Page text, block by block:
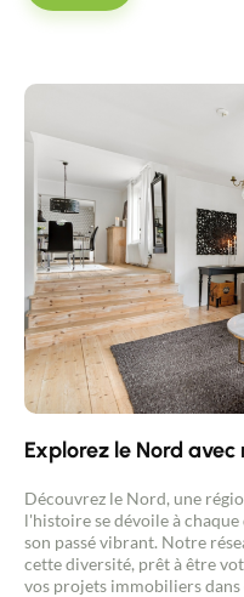
Explorez le Nord
Découvrez le Nord, une
l'histoire se dévoile à
son passé vibrant. Notre
cette diversité, prêt à être
vos projets immobiliers